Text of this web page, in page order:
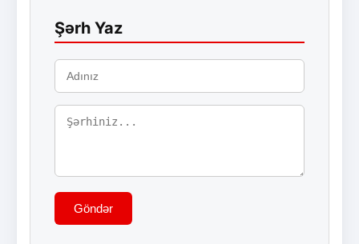
Şərh Yaz
Göndər